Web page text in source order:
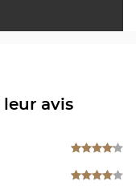
avis